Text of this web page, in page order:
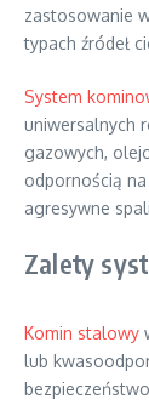
zastosowanie
typach źródeł
System
uniwersalnych
gazowych,
odpornością
agresywne
Zalety
Komin stalowy
lub